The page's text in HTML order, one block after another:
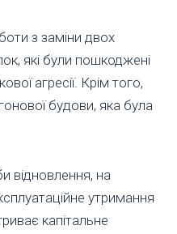
з заміни двох
які були пошкоджені
агресії. Крім того,
будови, яка була
відновлення, на
утримання
капітальне